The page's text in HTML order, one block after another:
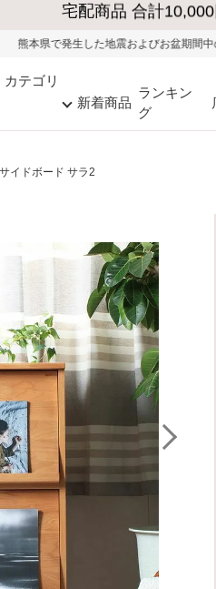
大型家具の送料
よびお盆期間中の物流混雑の影響により
カテゴリ
新着商品
ランキン
グ
イドボード サラ2